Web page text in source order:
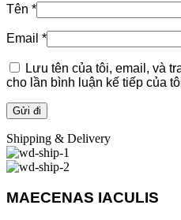
Tên *
Email *
Lưu tên của tôi, email, và
cho lần bình luận kế tiếp của
Shipping & Delivery
MAECENAS IACULIS